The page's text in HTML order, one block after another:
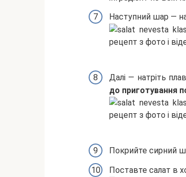
Наступний шар —
Далі — натріть
до приготування
Покрийте сирний
Поставте салат в